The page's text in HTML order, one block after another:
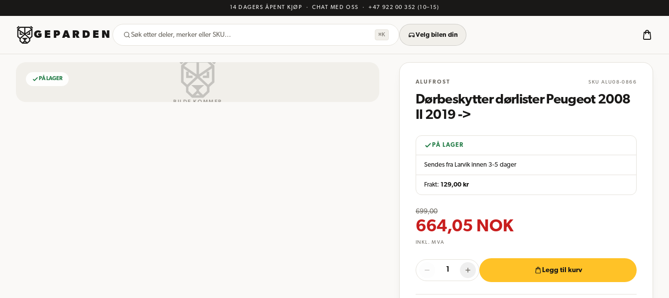
14 DAGERS ÅPENT KJØP · CHAT MED OSS ·+47 922 00 352 (10–15)
GEPARDEN Søk etter deler, merker eller SKU… ⌘K Velg bilen din
PÅ LAGER
BILDE KOMMER
ALUFROST SKU ALU08-0866
Dørbeskytter dørlister Peugeot 2008
II 2019 ->
PÅ LAGER
Sendes fra Larvik innen 3-5 dager
Frakt: 129,00 kr
699,00
664,05 NOK
INKL. MVA
Legg til kurv